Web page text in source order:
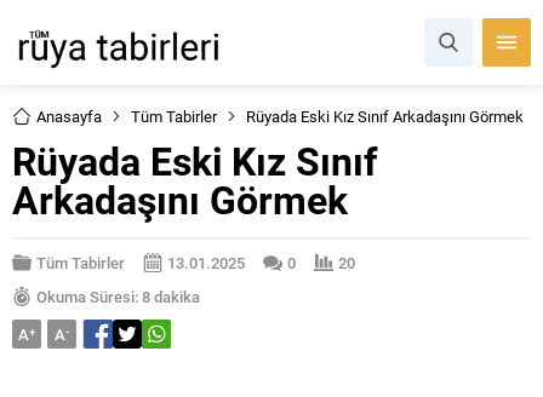
Anasayfa Tüm Tabirler Rüyada Eski Kız Sınıf Arkadaşını Görmek
Rüyada Eski Kız Sınıf
Arkadaşını Görmek
Tüm Tabirler 13.01.2025 0
20
Okuma Süresi: 8 dakika
A+ A-